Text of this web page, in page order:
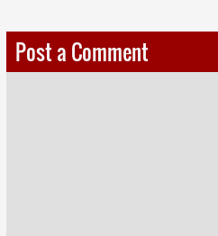
Post a Comment